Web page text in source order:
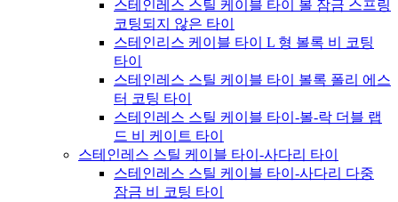
스테인레스 스틸 케이블 타이 볼 잠금 스프링
코팅되지 않은 타이
스테인리스 케이블 타이 L 형 볼록 비 코팅
타이
스테인레스 스틸 케이블 타이 볼록 폴리 에스
터 코팅 타이
스테인레스 스틸 케이블 타이-볼-락 더블 랩
드 비 케이트 타이
스테인레스 스틸 케이블 타이-사다리 타이
스테인레스 스틸 케이블 타이-사다리 다중
잠금 비 코팅 타이